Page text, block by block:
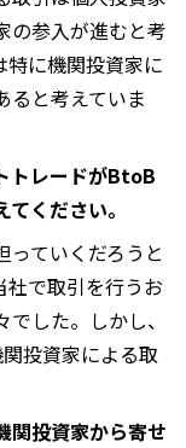
の参入が進むと考
特に機関投資家に
ると考えていま
トレードがBtoB
ください。
ていくだろうと
社で取引を行うお
した。しかし、
投資家による取
投資家から寄せ